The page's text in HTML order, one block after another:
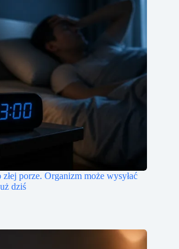
porze. Organizm może wysyłać
dziś